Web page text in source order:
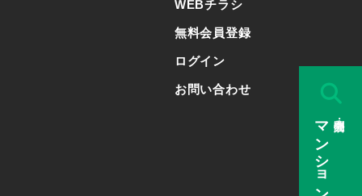
マンション検索 販売中・公開済み
WEBチラシ
無料会員登録
ログイン
お問い合わせ